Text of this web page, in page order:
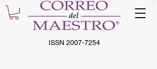
ISSN 2007-7254